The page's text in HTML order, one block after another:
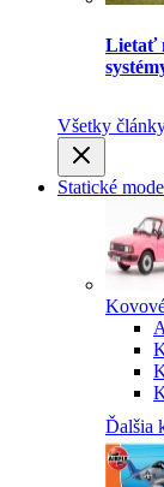
Lietať
Všetky
Statické
Ďalšia